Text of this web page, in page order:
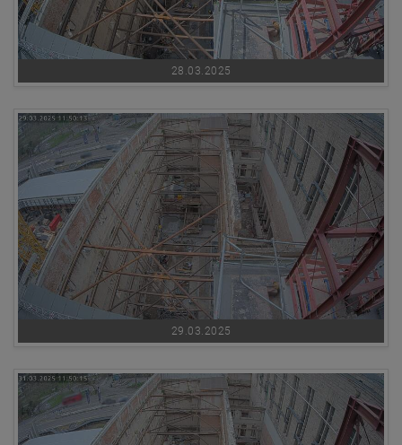
28.03.2025
29.03.2025